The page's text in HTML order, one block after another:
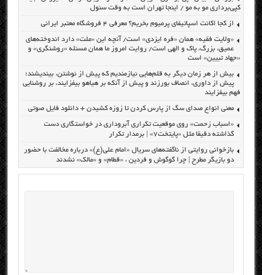
کپی‌برداری مو به مو / اینجا تهران است به وقت سئول
از کجا اکانت اسپاتیفای پرمیوم بخریم؟ معرفی ۴ فروشگاه معتبر ایرانی
«ولایت فقیه» همان «فره ایزدی» است/ آنچه این «ملت» دارد اندوخته‌های
عمیق، بزرگ، پاک و الهی است/ روایت امروز ما همان مسئله «روشنگری» و
«جهاد تبیین» است
بیش از هر زمان دیگر به قلم‌هایی نیازمندیم که پیش از نوشتن، بیندیشند؛
پیش از داوری، انصاف بورزند و پیش از آنکه بر هیاهو بیفزایند، بر روشنایی
فهم بیفزایند
معنی انواع صدای سگ از پارس کردن تا زوزه کشیدن + دانلود فایل صوتی
«اسباب زحمت» روی موقعیت تکراری آبروداری در خواستگاری دست
گذاشته دقیقا مثل «پایتخت۷» | برمدار تکرار
بازخوانی روایتی از ناگفته‌های سریال «امام علی(ع)» درباره مخالفت با حضور
دو بازیگر مطرح | چرا گوگوش و فردین ، «قطام» و «مالک» نشدند